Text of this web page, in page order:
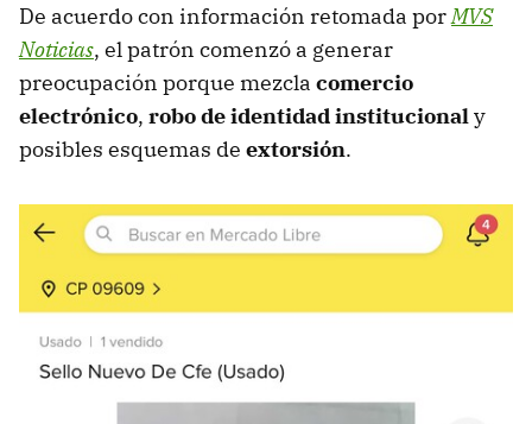
De acuerdo con información retomada porMVS
Noticias, el patrón comenzó a generar
preocupación porque mezcla comercio
electrónico, robo de identidad institucionaly
posibles esquemas de extorsión.